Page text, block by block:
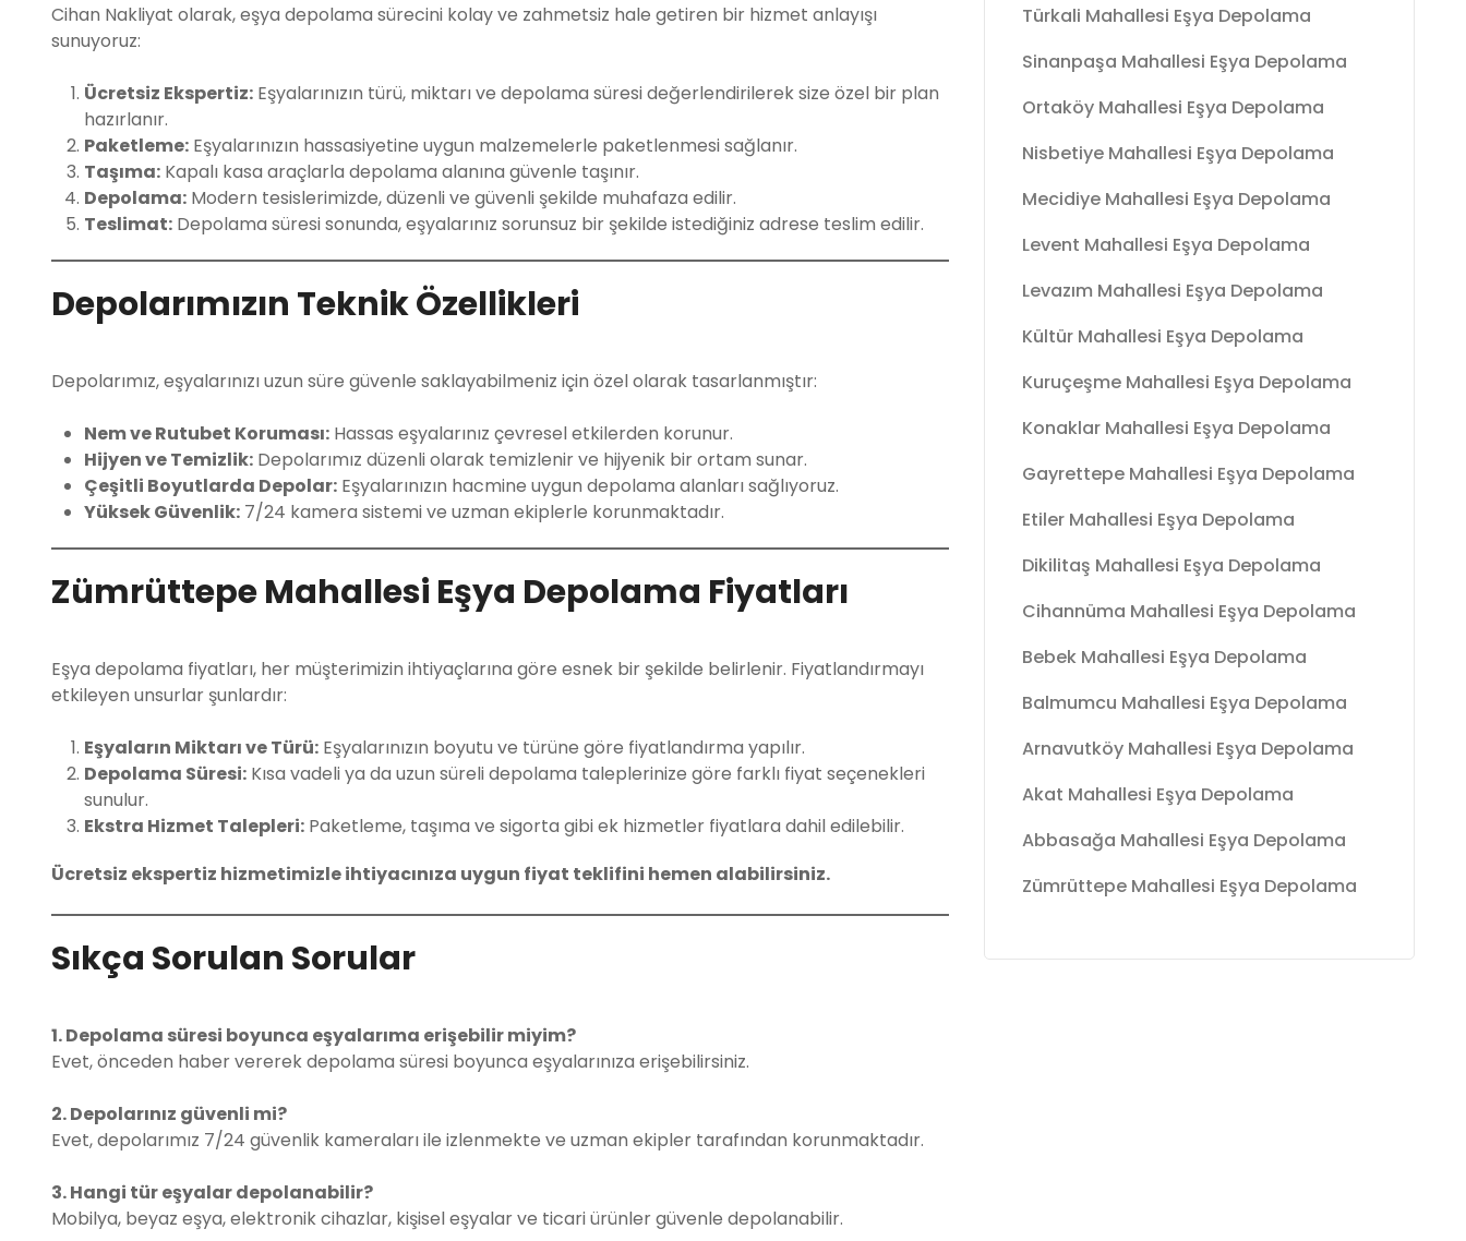
Cihan Nakliyat olarak, eşya depolama sürecini kolay ve zahmetsiz hale getiren bir hizmet anlayışı
sunuyoruz:
Ücretsiz Ekspertiz: Eşyalarınızın türü, miktarı ve depolama süresi değerlendirilerek size özel bir plan
hazırlanır.
Paketleme: Eşyalarınızın hassasiyetine uygun malzemelerle paketlenmesi sağlanır.
Taşıma: Kapalı kasa araçlarla depolama alanına güvenle taşınır.
Depolama: Modern tesislerimizde, düzenli ve güvenli şekilde muhafaza edilir.
Teslimat: Depolama süresi sonunda, eşyalarınız sorunsuz bir şekilde istediğiniz adrese teslim edilir.
Depolarımızın Teknik Özellikleri
Depolarımız, eşyalarınızı uzun süre güvenle saklayabilmeniz için özel olarak tasarlanmıştır:
Nem ve Rutubet Koruması: Hassas eşyalarınız çevresel etkilerden korunur.
Hijyen ve Temizlik: Depolarımız düzenli olarak temizlenir ve hijyenik bir ortam sunar.
Çeşitli Boyutlarda Depolar: Eşyalarınızın hacmine uygun depolama alanları sağlıyoruz.
Yüksek Güvenlik: 7/24 kamera sistemi ve uzman ekiplerle korunmaktadır.
Zümrüttepe Mahallesi Eşya Depolama Fiyatları
Eşya depolama fiyatları, her müşterimizin ihtiyaçlarına göre esnek bir şekilde belirlenir. Fiyatlandırmayı
etkileyen unsurlar şunlardır:
Eşyaların Miktarı ve Türü: Eşyalarınızın boyutu ve türüne göre fiyatlandırma yapılır.
Depolama Süresi: Kısa vadeli ya da uzun süreli depolama taleplerinize göre farklı fiyat seçenekleri
sunulur.
Ekstra Hizmet Talepleri: Paketleme, taşıma ve sigorta gibi ek hizmetler fiyatlara dahil edilebilir.
Ücretsiz ekspertiz hizmetimizle ihtiyacınıza uygun fiyat teklifini hemen alabilirsiniz.
Sıkça Sorulan Sorular
1. Depolama süresi boyunca eşyalarıma erişebilir miyim?
Evet, önceden haber vererek depolama süresi boyunca eşyalarınıza erişebilirsiniz.
2. Depolarınız güvenli mi?
Evet, depolarımız 7/24 güvenlik kameraları ile izlenmekte ve uzman ekipler tarafından korunmaktadır.
3. Hangi tür eşyalar depolanabilir?
Mobilya, beyaz eşya, elektronik cihazlar, kişisel eşyalar ve ticari ürünler güvenle depolanabilir.
Türkali Mahallesi Eşya Depolama
Sinanpaşa Mahallesi Eşya Depolama
Ortaköy Mahallesi Eşya Depolama
Nisbetiye Mahallesi Eşya Depolama
Mecidiye Mahallesi Eşya Depolama
Levent Mahallesi Eşya Depolama
Levazım Mahallesi Eşya Depolama
Kültür Mahallesi Eşya Depolama
Kuruçeşme Mahallesi Eşya Depolama
Konaklar Mahallesi Eşya Depolama
Gayrettepe Mahallesi Eşya Depolama
Etiler Mahallesi Eşya Depolama
Dikilitaş Mahallesi Eşya Depolama
Cihannüma Mahallesi Eşya Depolama
Bebek Mahallesi Eşya Depolama
Balmumcu Mahallesi Eşya Depolama
Arnavutköy Mahallesi Eşya Depolama
Akat Mahallesi Eşya Depolama
Abbasağa Mahallesi Eşya Depolama
Zümrüttepe Mahallesi Eşya Depolama